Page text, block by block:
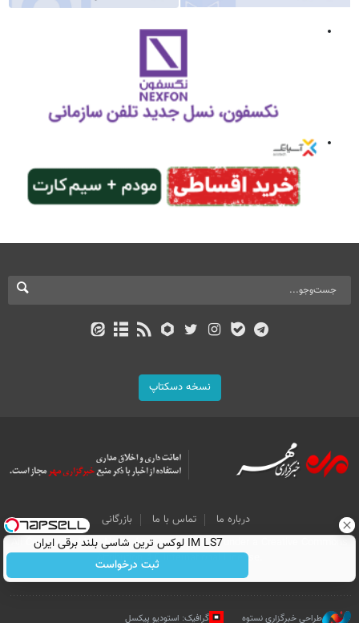
نسخه دسکتاپ
درباره ما تماس با ما
بازرگانی
All Content by Mehr News Agency is licensed under a Creative Commons
Attribution 4.0 International License.
طراحی خبرگزاری نستوه گرافیک: استودیو پیکسل
IM LS7 لوکس ترین شاسی بلند برقی ایران
ثبت درخواست